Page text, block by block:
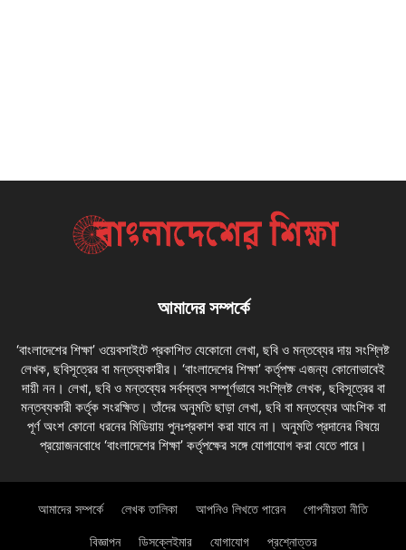
আমাদের সম্পর্কে
‘বাংলাদেশের শিক্ষা’ ওয়েবসাইটে প্রকাশিত যেকোনো লেখা, ছবি ও মন্তব্যের দায় সংশ্লিষ্ট
লেখক, ছবিসূত্রের বা মন্তব্যকারীর। ‘বাংলাদেশের শিক্ষা’ কর্তৃপক্ষ এজন্য কোনোভাবেই
দায়ী নন। লেখা, ছবি ও মন্তব্যের সর্বস্বত্ব সম্পূর্ণভাবে সংশ্লিষ্ট লেখক, ছবিসূত্রের বা
মন্তব্যকারী কর্তৃক সংরক্ষিত। তাঁদের অনুমতি ছাড়া লেখা, ছবি বা মন্তব্যের আংশিক বা
পূর্ণ অংশ কোনো ধরনের মিডিয়ায় পুনঃপ্রকাশ করা যাবে না। অনুমতি প্রদানের বিষয়ে
প্রয়োজনবোধে ‘বাংলাদেশের শিক্ষা’ কর্তৃপক্ষের সঙ্গে যোগাযোগ করা যেতে পারে।
আমাদের সম্পর্কে লেখক তালিকা আপনিও লিখতে পারেন গোপনীয়তা নীতি
বিজ্ঞাপন ডিসক্লেইমার যোগাযোগ প্রশ্নোত্তর